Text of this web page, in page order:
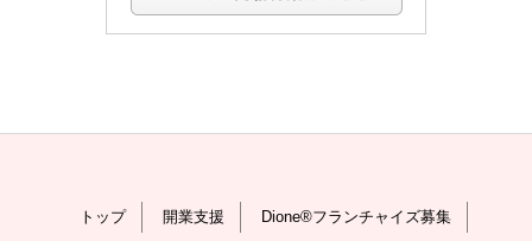
トップ 開業支援 Dione®フランチャイズ募集